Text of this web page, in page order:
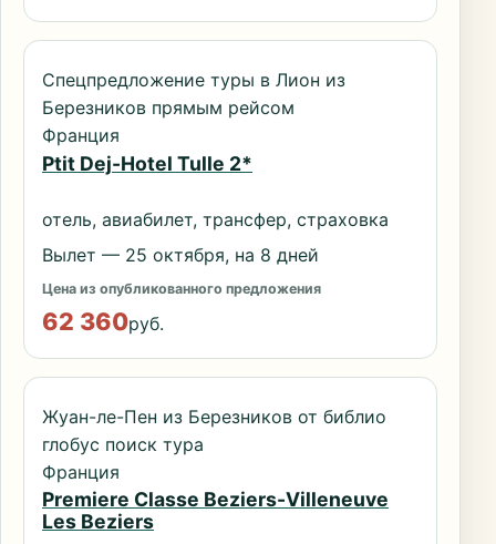
Спецпредложение туры в Лион из
Березников прямым рейсом
Франция
Ptit Dej-Hotel Tulle 2*
отель, авиабилет, трансфер, страховка
Вылет — 25 октября, на 8 дней
Цена из опубликованного предложения
62 360руб.
Жуан-ле-Пен из Березников от библио
глобус поиск тура
Франция
Premiere Classe Beziers-Villeneuve
Les Beziers